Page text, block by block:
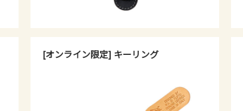
[オンライン限定] キーリング